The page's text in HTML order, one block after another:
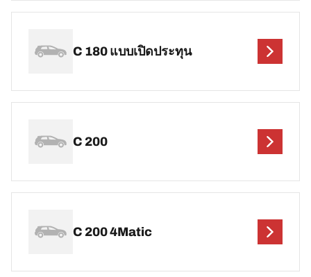
C 180 แบบเปิดประทุน
C 200
C 200 4Matic